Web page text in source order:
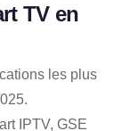
TV en
les plus
IPTV, GSE